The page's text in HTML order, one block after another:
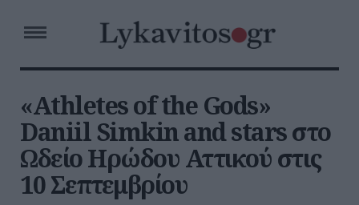
«Athletes of the Gods»
Daniil Simkin and stars στο
Ωδείο Ηρώδου Αττικού στις
10 Σεπτεμβρίου